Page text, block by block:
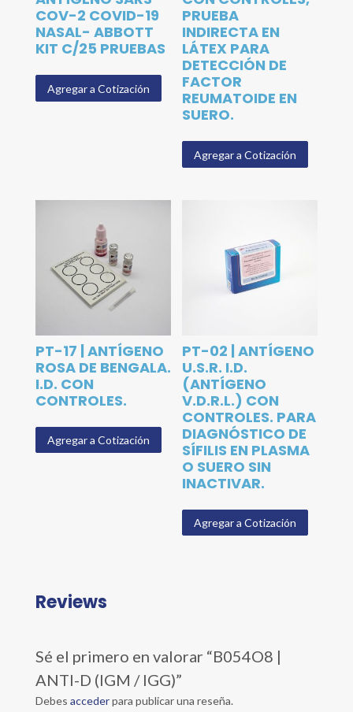
COV-2 COVID-19
NASAL- ABBOTT
KIT C/25 PRUEBAS
Agregar a Cotización
PRUEBA
INDIRECTA EN
LÁTEX PARA
DETECCIÓN DE
FACTOR
REUMATOIDE EN
SUERO.
Agregar a Cotización
PT-17 | ANTÍGENO
ROSA DE BENGALA.
I.D. CON
CONTROLES.
Agregar a Cotización
PT-02 | ANTÍGENO
U.S.R. I.D.
(ANTÍGENO
V.D.R.L.) CON
CONTROLES. PARA
DIAGNÓSTICO DE
SÍFILIS EN PLASMA
O SUERO SIN
INACTIVAR.
Agregar a Cotización
Reviews
Sé el primero en valorar “B054O8 |
ANTI-D (IGM / IGG)”
Debes accederpara publicar una reseña.